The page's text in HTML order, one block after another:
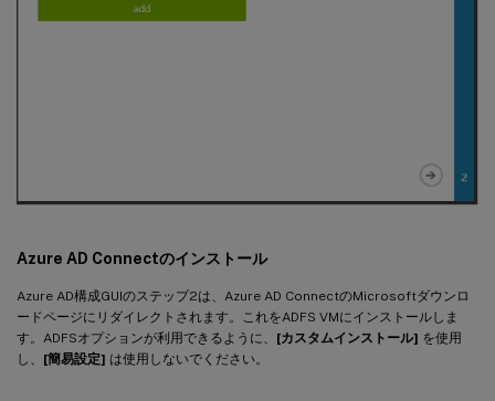
Azure AD Connectのインストール
Azure AD構成GUIのステップ2は、Azure AD ConnectのMicrosoftダウンロ
ードページにリダイレクトされます。これをADFS VMにインストールしま
す。ADFSオプションが利用できるように、 [カスタムインストール] を使用
し、 [簡易設定] は使用しないでください。